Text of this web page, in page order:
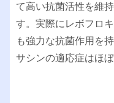
て高い抗菌活性を維
す。実際にレボフロ
も強力な抗菌作用を
サシンの適応症はほ